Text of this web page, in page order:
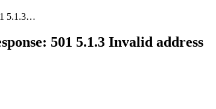
5.1.3…
501 5.1.3 Invalid address